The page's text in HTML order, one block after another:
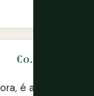
€0.50-0.80
é a bebida